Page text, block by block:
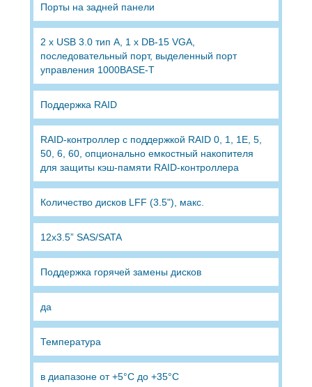
Порты на задней панели
2 x USB 3.0 тип A, 1 x DB-15 VGA,
последовательный порт, выделенный порт
управления 1000BASE-T
Поддержка RAID
RAID-контроллер с поддержкой RAID 0, 1, 1E, 5,
50, 6, 60, опционально емкостный накопителя
для защиты кэш-памяти RAID-контроллера
Количество дисков LFF (3.5"), макс.
12x3.5” SAS/SATA
Поддержка горячей замены дисков
да
Температура
в диапазоне от +5°C до +35°C